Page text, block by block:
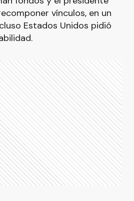
vínculos, en un
Estados Unidos pidió